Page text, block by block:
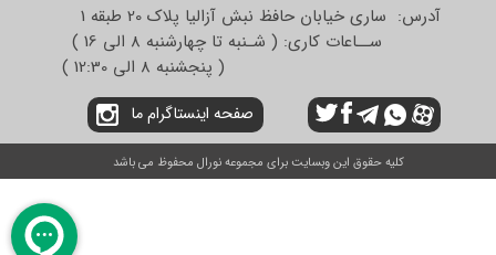
آدرس: ساری خیابان حافظ نبش آزالیا پلاک 20 طبقه 1
ســاعات کاری: ( شـنبه تا چهارشنبه 8 الی 16 )
( پنجشنبه 8 الی 12:30 )
صفحه اینستاگرام ما
کلیه حقوق این وبسایت برای مجموعه نورال محفوظ می باشد